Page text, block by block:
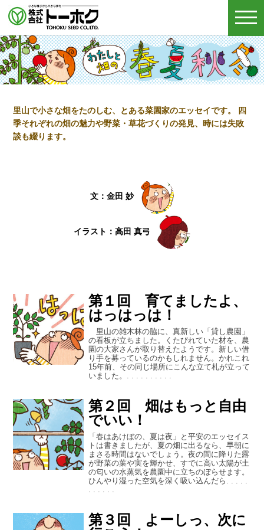
里山で小さな畑をたのしむ、とある菜園家のエッセイです。
四
季それぞれの畑の魅力や野菜・草花づくりの発見、時には失敗
談も綴ります。
文：金田 妙
イラスト：高田 真弓
第１回 育てましたよ、
はっはっは！
里山の雑木林の脇に、真新しい「貸し農園」
の看板が立ちました。くたびれていた材を、農
園の大家さんが取り替えたようです。新しい借
り手を募っているのかもしれません。かれこれ
15年前、その同じ場所にこんな立て札が立って
いました。. . . . . . . . . .
第２回 畑はもっと自由
でいい！
「春はあけぼの、夏は夜」と平安のエッセイス
トは書きましたが、夏の畑に出るなら、早朝に
まさる時間はないでしょう。夜の間に降りた露
が野菜の葉や実を輝かせ、すでに高い太陽が土
の匂いの水蒸気を農園中に立ちのぼらせます。
ひんやり湿った空気を深く吸い込んだら. . . . .
. . . . . .
第３回 よーしっ、次に